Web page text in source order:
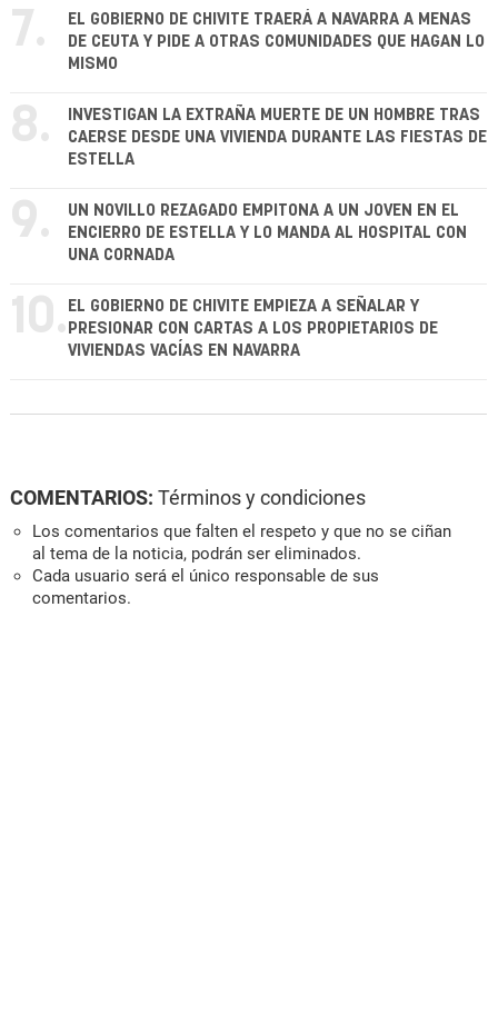
7.
EL GOBIERNO DE CHIVITE TRAERÁ A NAVARRA A MENAS
DE CEUTA Y PIDE A OTRAS COMUNIDADES QUE HAGAN LO
MISMO
8.
INVESTIGAN LA EXTRAÑA MUERTE DE UN HOMBRE TRAS
CAERSE DESDE UNA VIVIENDA DURANTE LAS FIESTAS DE
ESTELLA
9.
UN NOVILLO REZAGADO EMPITONA A UN JOVEN EN EL
ENCIERRO DE ESTELLA Y LO MANDA AL HOSPITAL CON
UNA CORNADA
10. EL GOBIERNO DE CHIVITE EMPIEZA A SEÑALAR Y
PRESIONAR CON CARTAS A LOS PROPIETARIOS DE
VIVIENDAS VACÍAS EN NAVARRA
COMENTARIOS: Términos y condiciones
Los comentarios que falten el respeto y que no se ciñan
al tema de la noticia, podrán ser eliminados.
Cada usuario será el único responsable de sus
comentarios.